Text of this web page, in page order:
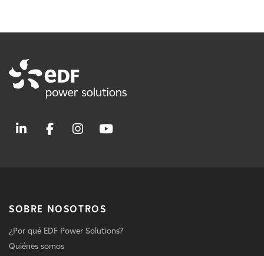
SOBRE NOSOTROS
¿Por qué EDF Power Solutions?
Quiénes somos